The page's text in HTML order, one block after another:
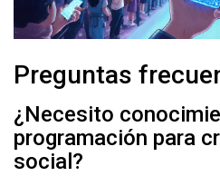
Preguntas
¿Necesito
programación para
social?